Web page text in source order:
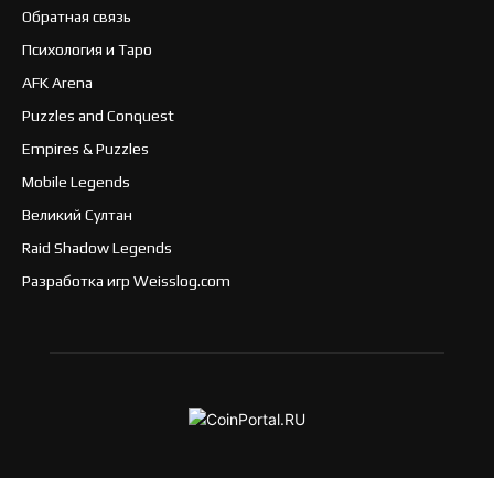
Обратная связь
Психология и Таро
AFK Arena
Puzzles and Conquest
Empires & Puzzles
Mobile Legends
Великий Султан
Raid Shadow Legends
Разработка игр Weisslog.com